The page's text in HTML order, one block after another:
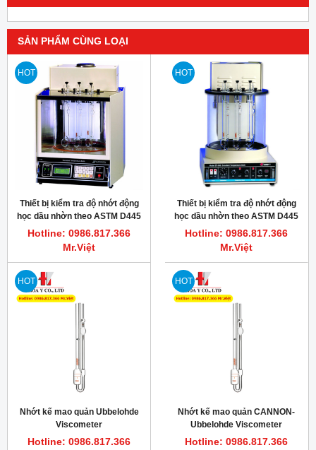
SẢN PHẨM CÙNG LOẠI
HOT
Thiết bị kiểm tra độ nhớt động
học dầu nhờn theo ASTM D445
Cannon CT-2000
Hotline: 0986.817.366
Mr.Việt
HOT
Thiết bị kiểm tra độ nhớt động
học dầu nhờn theo ASTM D445
Cannon CT-500
Hotline: 0986.817.366
Mr.Việt
HOT
Nhớt kế mao quản Ubbelohde
Viscometer
Hotline: 0986.817.366
HOT
Nhớt kế mao quản CANNON-
Ubbelohde Viscometer
Hotline: 0986.817.366